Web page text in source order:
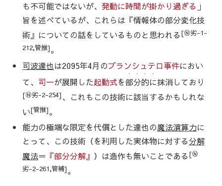
も不可能ではないが、 発動に時間が掛かり過ぎる 」
旨を述べているが、これらは『情報体の部分変化技
術』についての話をしているものと思われる [Ⓝ劣-1-
212,管推]。
司波達也は2095年4月のブランシュテロ事件におい
て、 司一が展開した起動式を部分的に
・・・・
抹消しており
[Ⓝ劣-2-254] 、これもこの技術に該当するかもしれな
い[管推]。
能力の極端な限定を代償とした達也の魔法演算力に
とって、この技術（を利用した実体物に対する分解
魔法＝ 『部分分解』 ）は造作も無いことである [Ⓝ
劣-2-261,管補]。